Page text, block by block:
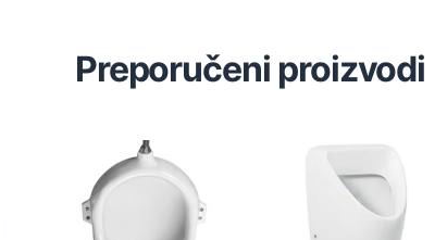
Preporučeni proizvodi